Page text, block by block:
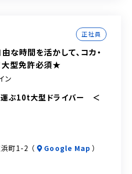
正社員
な時間を活かして、コカ・
大型免許必須★
ン
運ぶ10t大型ドライバー ＜
町1-2 （
Google Map ）